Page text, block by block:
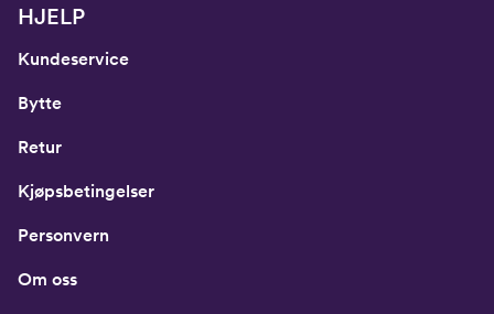
HJELP
Kundeservice
Bytte
Retur
Kjøpsbetingelser
Personvern
Om oss